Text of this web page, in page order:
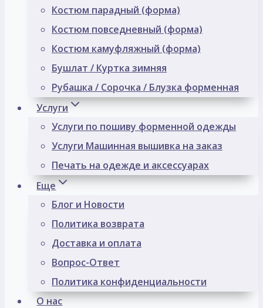
Костюм парадный (форма)
Костюм повседневный (форма)
Костюм камуфляжный (форма)
Бушлат / Куртка зимняя
Рубашка / Сорочка / Блузка форменная
Услуги
Услуги по пошиву форменной одежды
Услуги Машинная вышивка на заказ
Печать на одежде и аксессуарах
Еще
Блог и Новости
Политика возврата
Доставка и оплата
Вопрос-Ответ
Политика конфиденциальности
О нас